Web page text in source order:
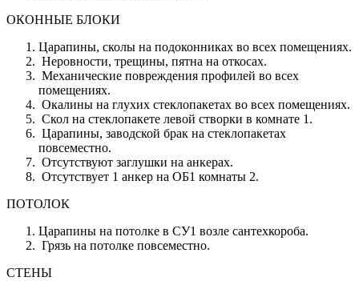
ОКОННЫЕ БЛОКИ
Царапины, сколы на подоконниках во всех помещениях.
Неровности, трещины, пятна на откосах.
Механические повреждения профилей во всех
помещениях.
Окалины на глухих стеклопакетах во всех помещениях.
Скол на стеклопакете левой створки в комнате 1.
Царапины, заводской брак на стеклопакетах
повсеместно.
Отсутствуют заглушки на анкерах.
Отсутствует 1 анкер на ОБ1 комнаты 2.
ПОТОЛОК
Царапины на потолке в СУ1 возле сантехкороба.
Грязь на потолке повсеместно.
СТЕНЫ